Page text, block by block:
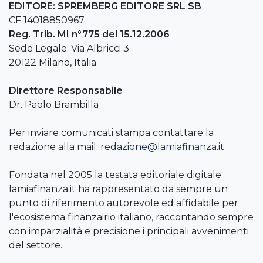
EDITORE: SPREMBERG EDITORE SRL SB
CF 14018850967
Reg. Trib. MI n°775 del 15.12.2006
Sede Legale: Via Albricci 3
20122 Milano, Italia
Direttore Responsabile
Dr. Paolo Brambilla
Per inviare comunicati stampa contattare la
redazione alla mail: redazione@lamiafinanza.it
Fondata nel 2005 la testata editoriale digitale
lamiafinanza.it ha rappresentato da sempre un
punto di riferimento autorevole ed affidabile per
l'ecosistema finanzairio italiano, raccontando sempre
con imparzialità e precisione i principali avvenimenti
del settore.